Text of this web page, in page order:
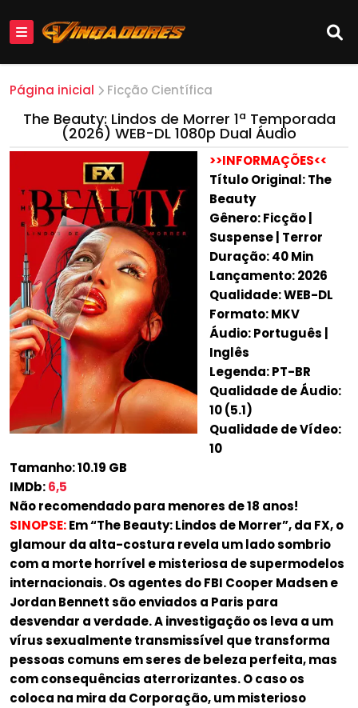
Página inicial Ficção Científica
The Beauty: Lindos de Morrer 1ª Temporada
(2026) WEB-DL 1080p Dual Áudio
>>INFORMAÇÕES<<
Título Original: The
Beauty
Gênero: Ficção |
Suspense | Terror
Duração: 40 Min
Lançamento: 2026
Qualidade: WEB-DL
Formato: MKV
Áudio: Português |
Inglês
Legenda: PT-BR
Qualidade de Áudio:
10 (5.1)
Qualidade de Vídeo:
10
Tamanho: 10.19 GB
IMDb:6,5
Não recomendado para menores de 18 anos!
SINOPSE:Em “The Beauty: Lindos de Morrer”, da FX, o
glamour da alta-costura revela um lado sombrio
com a morte horrível e misteriosa de supermodelos
internacionais. Os agentes do FBI Cooper Madsen e
Jordan Bennett são enviados a Paris para
desvendar a verdade. A investigação os leva a um
vírus sexualmente transmissível que transforma
pessoas comuns em seres de beleza perfeita, mas
com consequências aterrorizantes. O caso os
coloca na mira da Corporação, um misterioso